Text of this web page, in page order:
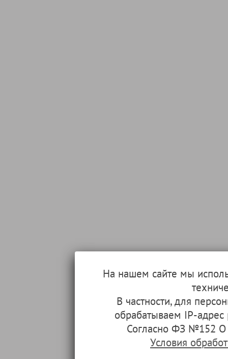
На нашем сайте мы
В частности, для
обрабатываем IP-
Согласно ФЗ №152 О
Условия